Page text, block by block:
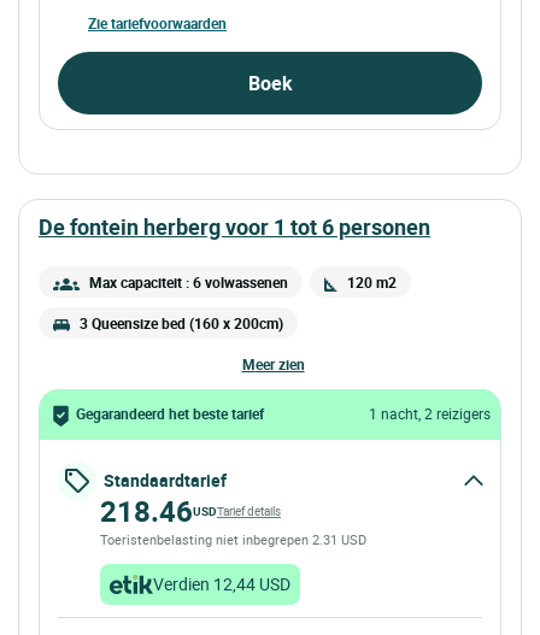
Zie tariefvoorwaarden
Boek
de fontein herberg voor 1 tot 6 personen
Max capaciteit : 6 volwassenen 120 m2
3 Queensize bed (160 x 200cm)
meer zien
Gegarandeerd het beste tarief 1 nacht, 2 reizigers
Standaardtarief
218.46USDTarief details
Toeristenbelasting niet inbegrepen 2.31 USD
Verdien 12,44 USD